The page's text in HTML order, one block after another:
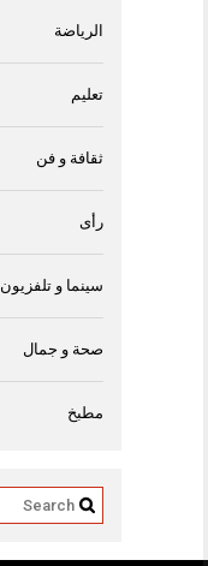
الرياضة
تعليم
ثقافة و فن
رأى
سينما و تلفزيون
صحة و جمال
مطبخ